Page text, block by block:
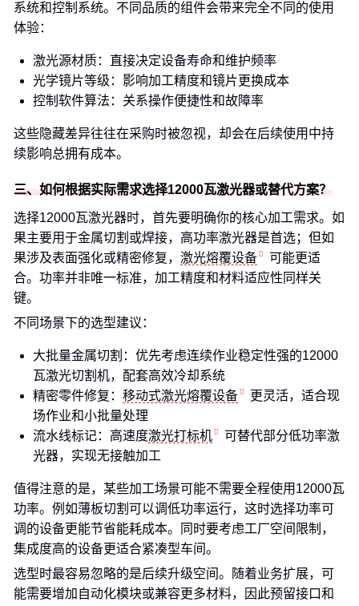
系统和控制系统。不同品质的组件会带来完全不同的使用
体验：
激光源材质：直接决定设备寿命和维护频率
光学镜片等级：影响加工精度和镜片更换成本
控制软件算法：关系操作便捷性和故障率
这些隐藏差异往往在采购时被忽视，却会在后续使用中持
续影响总拥有成本。
三、如何根据实际需求选择12000瓦激光器或替代方案？
选择12000瓦激光器时，首先要明确你的核心加工需求。如
果主要用于金属切割或焊接，高功率激光器是首选；但如
果涉及表面强化或精密修复， 激光熔覆设备
可能更适
合。功率并非唯一标准，加工精度和材料适应性同样关
键。
不同场景下的选型建议：
大批量金属切割：优先考虑连续作业稳定性强的12000
瓦激光切割机，配套高效冷却系统
精密零件修复： 移动式激光熔覆设备
更灵活，适合现
场作业和小批量处理
流水线标记：高速度激光打标机
可替代部分低功率激
光器，实现无接触加工
值得注意的是，某些加工场景可能不需要全程使用12000瓦
功率。例如薄板切割可以调低功率运行，这时选择功率可
调的设备更能节省能耗成本。同时要考虑工厂空间限制，
集成度高的设备更适合紧凑型车间。
选型时最容易忽略的是后续升级空间。随着业务扩展，可
能需要增加自动化模块或兼容更多材料，因此预留接口和